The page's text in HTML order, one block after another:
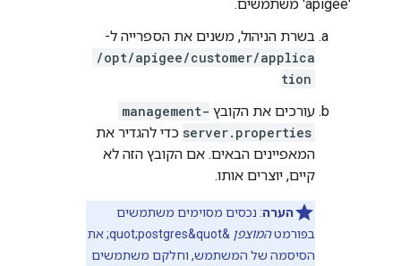
'apigee' משתמשים.
בשרת הניהול, משנים את הספרייה ל-
/opt/apigee/customer/applica
tion
עורכים את הקובץ management-
server.properties כדי להגדיר את
המאפיינים הבאים. אם הקובץ הזה לא
קיים, יוצרים אותו.
הערה: נכסים מסוימים משתמשים
בפורמטהמוצפן
&quot;postgres&quot; את
הסיסמה של המשתמש, וחלקם משתמשים